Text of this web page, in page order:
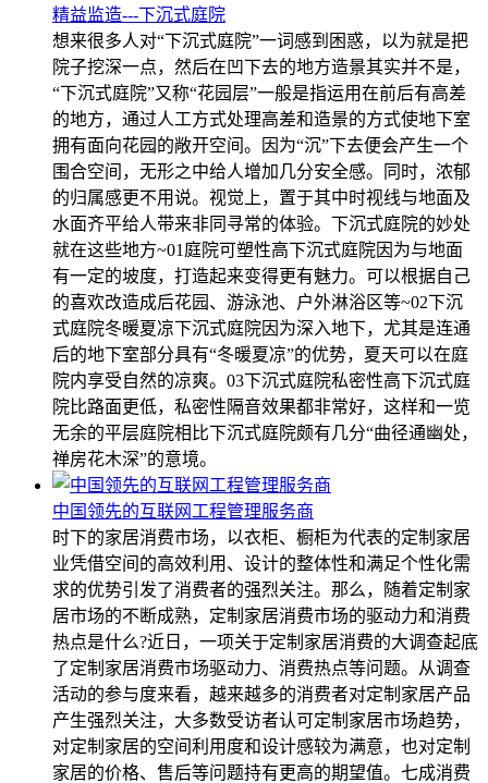
精益监造---下沉式庭院
想来很多人对“下沉式庭院”一词感到困惑，以为就是把
院子挖深一点，然后在凹下去的地方造景其实并不是，
“下沉式庭院”又称“花园层”一般是指运用在前后有高差
的地方，通过人工方式处理高差和造景的方式使地下室
拥有面向花园的敞开空间。因为“沉”下去便会产生一个
围合空间，无形之中给人增加几分安全感。同时，浓郁
的归属感更不用说。视觉上，置于其中时视线与地面及
水面齐平给人带来非同寻常的体验。下沉式庭院的妙处
就在这些地方~01庭院可塑性高下沉式庭院因为与地面
有一定的坡度，打造起来变得更有魅力。可以根据自己
的喜欢改造成后花园、游泳池、户外淋浴区等~02下沉
式庭院冬暖夏凉下沉式庭院因为深入地下，尤其是连通
后的地下室部分具有“冬暖夏凉”的优势，夏天可以在庭
院内享受自然的凉爽。03下沉式庭院私密性高下沉式庭
院比路面更低，私密性隔音效果都非常好，这样和一览
无余的平层庭院相比下沉式庭院颇有几分“曲径通幽处，
禅房花木深”的意境。
中国领先的互联网工程管理服务商
时下的家居消费市场，以衣柜、橱柜为代表的定制家居
业凭借空间的高效利用、设计的整体性和满足个性化需
求的优势引发了消费者的强烈关注。那么，随着定制家
居市场的不断成熟，定制家居消费市场的驱动力和消费
热点是什么?近日，一项关于定制家居消费的大调查起底
了定制家居消费市场驱动力、消费热点等问题。从调查
活动的参与度来看，越来越多的消费者对定制家居产品
产生强烈关注，大多数受访者认可定制家居市场趋势，
对定制家居的空间利用度和设计感较为满意，也对定制
家居的价格、售后等问题持有更高的期望值。七成消费